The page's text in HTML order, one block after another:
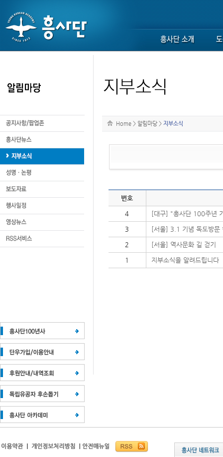
Home > 알림마당 > 지부소식
번호
4 [대구] "흥사단 100주년
3 [서울] 3.1 기념 독도방문
2 [서울] 역사문화 길 걷기
1 지부소식을 알려드립니다